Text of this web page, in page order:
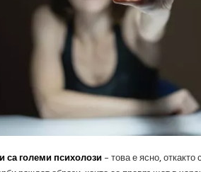
са големи психолози– това е ясно, откакто